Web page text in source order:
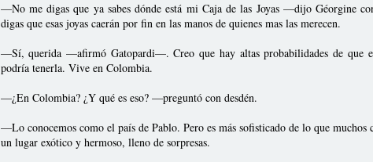
—No me digas que ya sabes dónde está mi Caja de las Joyas —dijo Géorgine
digas que esas joyas caerán por fin en las manos de quienes mas las merecen.
—Sí, querida —afirmó Gatopardi—. Creo que hay altas probabilidades de que
podría tenerla. Vive en Colombia.
—¿En Colombia? ¿Y qué es eso? —preguntó con desdén.
—Lo conocemos como el país de Pablo. Pero es más sofisticado de lo que muchos
un lugar exótico y hermoso, lleno de sorpresas.